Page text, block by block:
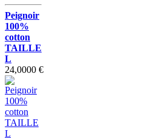
Peignoir
100%
cotton
TAILLE
L
24,0000 €